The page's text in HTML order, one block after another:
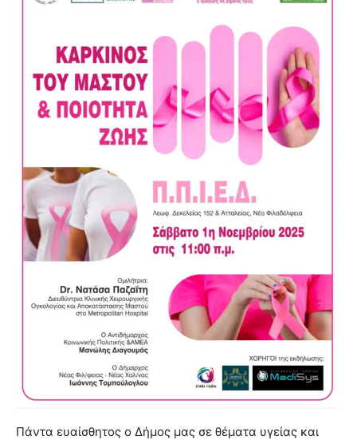
Πάντα ευαίσθητος ο Δήμος μας σε θέματα υγείας και